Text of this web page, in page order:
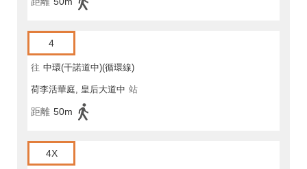
4
往 中環(干諾道中)(循環線)
荷李活華庭, 皇后大道中 站
距離 50m
4X